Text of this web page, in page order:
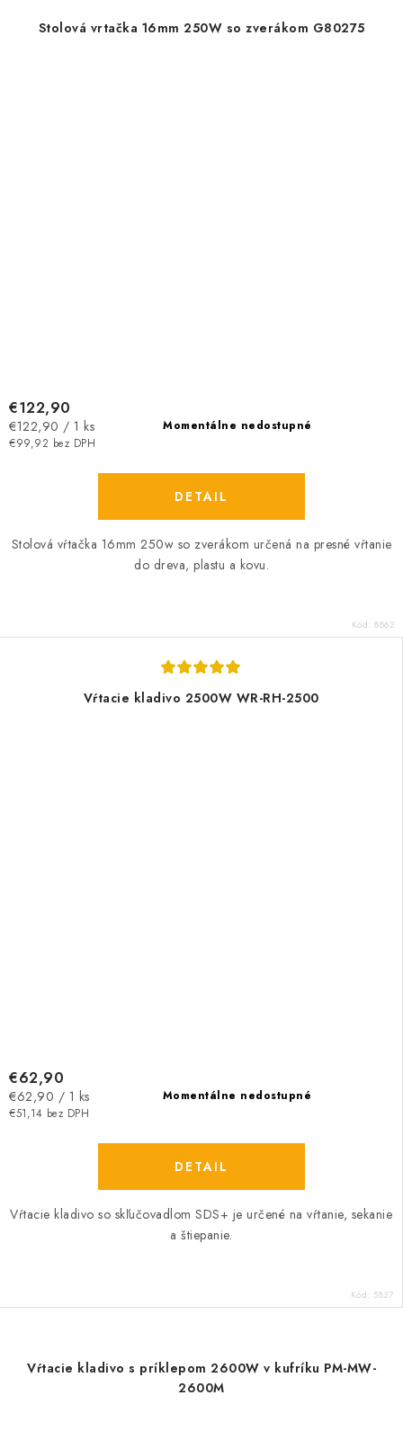
Stolová vrtačka 16mm 250W so zverákom G80275
Momentálne nedostupné
€99,92 bez DPH
€122,90
Jednotková
cena:
€122,90 / 1 ks
DETAIL
Stolová vŕtačka 16mm 250w so zverákom určená na presné vŕtanie
do dreva, plastu a kovu.
Kód: 8862
Vŕtacie kladivo 2500W WR-RH-2500
Momentálne nedostupné
€51,14 bez DPH
€62,90
Jednotková
cena:
€62,90 / 1 ks
DETAIL
Vŕtacie kladivo so skľučovadlom SDS+ je určené na vŕtanie, sekanie
a štiepanie.
Kód: 5837
Vŕtacie kladivo s príklepom 2600W v kufríku PM-MW-
2600M